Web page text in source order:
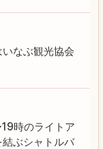
なぶ観光協会
時のライトア
ぶシャトルバ